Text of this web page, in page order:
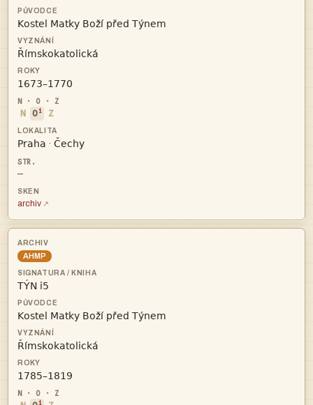



N Oi Z
 · 
—
archiv
AHMP




i